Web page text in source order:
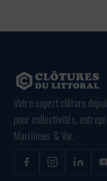
Votre expert clôture
pour collectivités,
Maritimes & Var.